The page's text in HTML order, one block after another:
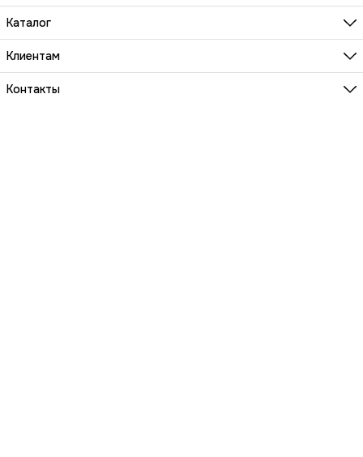
Каталог
Бренды
Волосы
Макияж
Клиентам
О компании
Реквизиты
Контакты